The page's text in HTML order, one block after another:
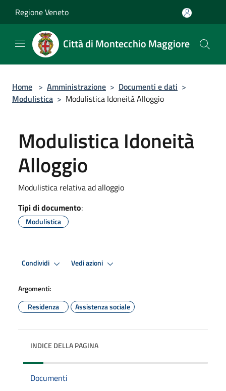
Regione Veneto
Città di Montecchio Maggiore
Home > Amministrazione > Documenti e dati >
Modulistica > Modulistica Idoneità Alloggio
Modulistica Idoneità
Alloggio
Modulistica relativa ad alloggio
Tipi di documento:
Modulistica
Condividi Vedi azioni
Argomenti:
Residenza
Assistenza sociale
INDICE DELLA PAGINA
Documenti